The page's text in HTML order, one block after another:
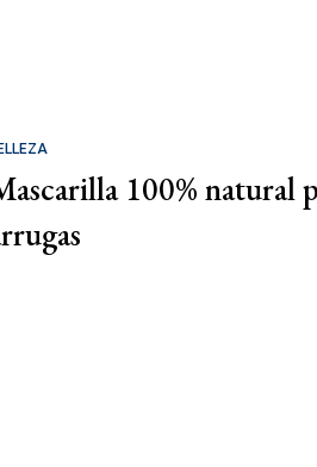
100% natural